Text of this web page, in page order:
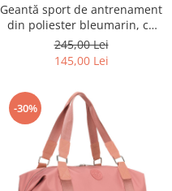
Geantă sport de antrenament
din poliester bleumarin, cu
un singur compartiment -
Peterson PTR-PTN 25531-5660
NAVY
245,00 Lei
145,00 Lei
-30%